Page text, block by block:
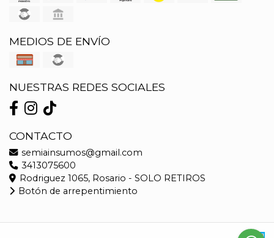
MEDIOS DE ENVÍO
NUESTRAS REDES SOCIALES
CONTACTO
semiainsumos@gmail.com
3413075600
Rodriguez 1065, Rosario - SOLO RETIROS
Botón de arrepentimiento